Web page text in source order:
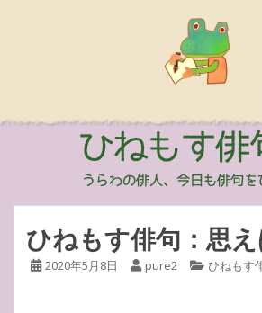
ひねもす俳句：思
2020年5月8日 pure2 ひねもす